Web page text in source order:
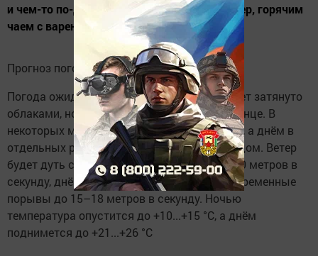
и чем-то по-домашнему уютным — например, горячим
чаем с вареньем.
Прогноз погоды
Погода ожидается переменчивая: небо будет затянуто
облаками, но временами проглядывать солнце. В
некоторых местах пройдут недолгие дожди, а днём в
отдельных районах возможны грозы с градом. Ветер
будет дуть с юго-запада со скоростью 5–10 метров в
секунду, днём местами могут быть кратковременные
порывы до 15–18 метров в секунду. Ночью
температура опустится до +10...+15 °C, а днём
поднимется до +21...+26 °C